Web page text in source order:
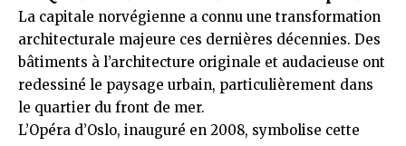
La capitale norvégienne a connu une transformation
architecturale majeure ces dernières décennies. Des
bâtiments à l’architecture originale et audacieuse ont
redessiné le paysage urbain, particulièrement dans
le quartier du front de mer.
L’Opéra d’Oslo, inauguré en 2008, symbolise cette